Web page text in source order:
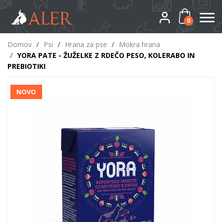
0
Domov / Psi / Hrana za pse / Mokra hrana
/ YORA PATE - ŽUŽELKE Z RDEČO PESO, KOLERABO IN
PREBIOTIKI
NOVO